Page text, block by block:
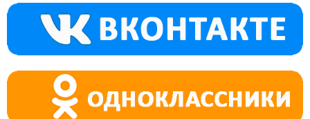
a
ss
ni
ki
m p
p